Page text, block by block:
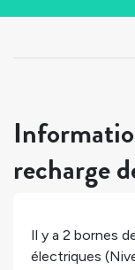
recharge
Il y a 2 bornes
électriques